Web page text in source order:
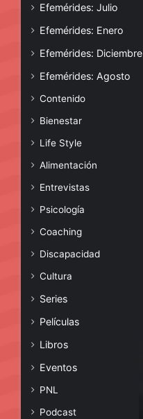
Efemérides: Julio
Efemérides: Enero
Efemérides: Diciembre
Efemérides: Agosto
Contenido
Bienestar
Life Style
Alimentación
Entrevistas
Psicología
Coaching
Discapacidad
Cultura
Series
Películas
Libros
Eventos
PNL
Podcast